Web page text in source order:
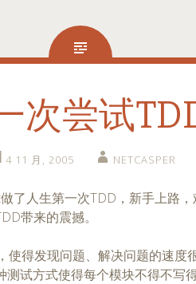
次尝试
4 11 月, 2005 NETCASPER
做了人生第一次TDD，新手上路
带来的震撼。
使得发现问题、解决问题的速度
试方式使得每个模块不得不写